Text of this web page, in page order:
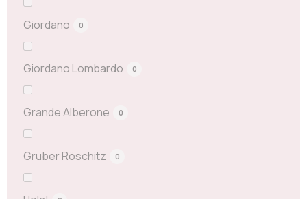
Giordano 0
Giordano Lombardo 0
Grande Alberone 0
Gruber Röschitz 0